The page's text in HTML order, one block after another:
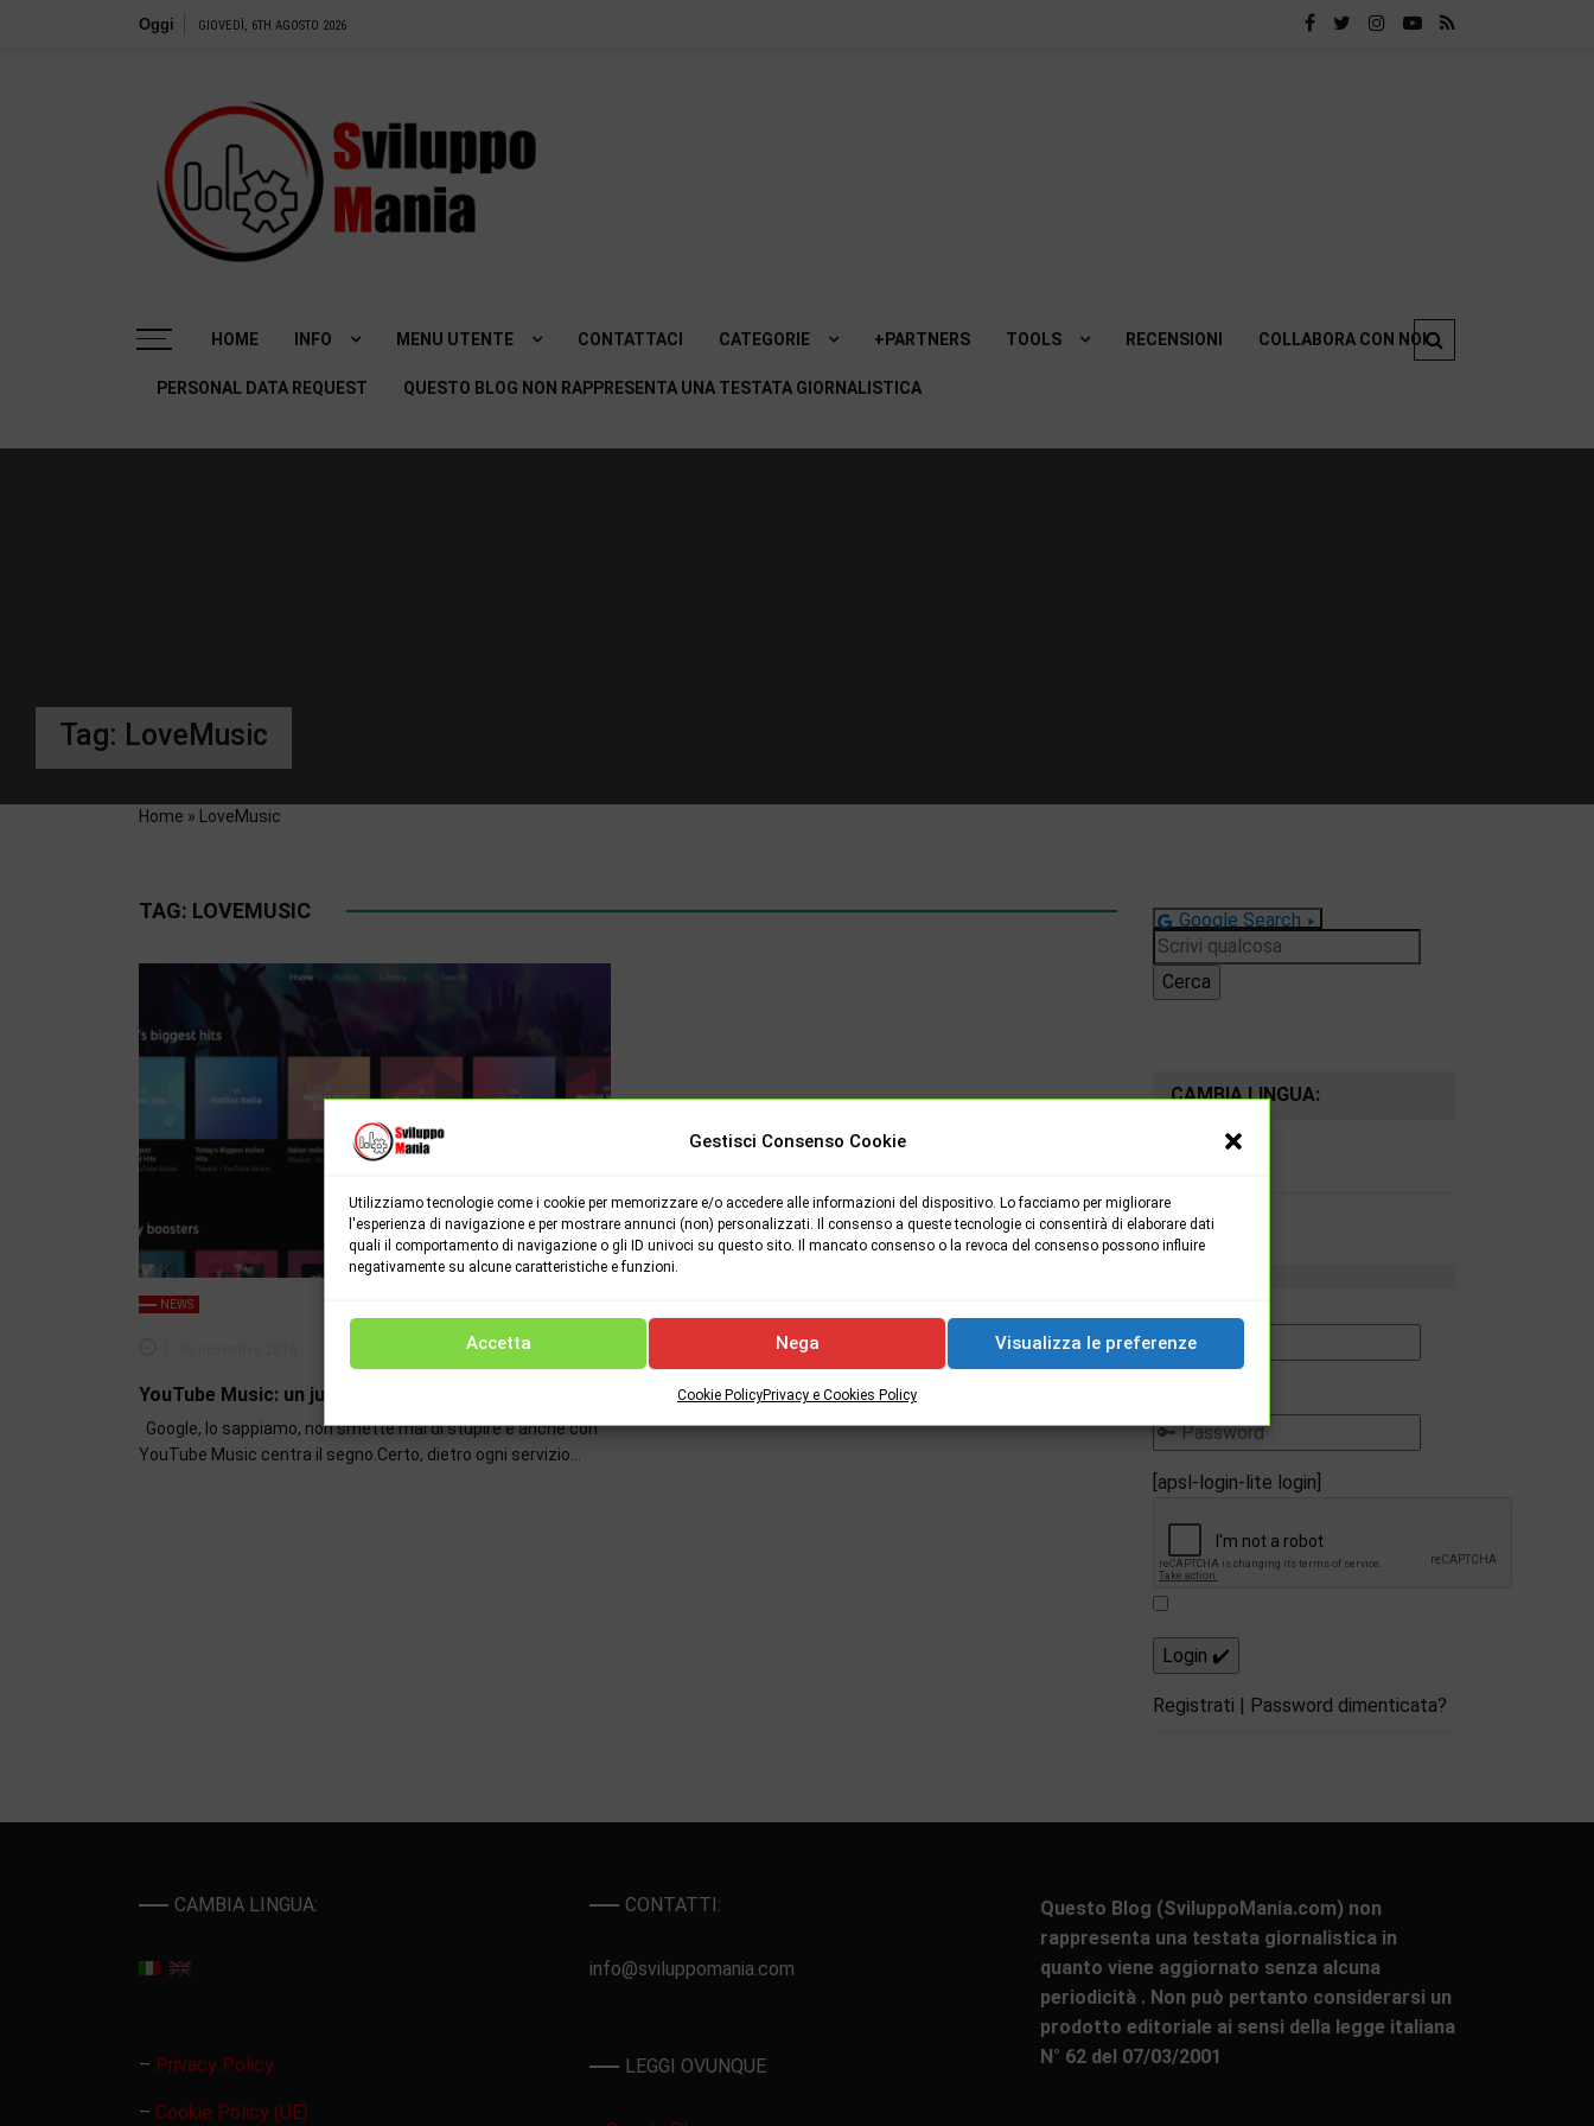
Gestisci Consenso Cookie
Utilizziamo tecnologie come i cookie per memorizzare e/o accedere alle informazioni del dispositivo. Lo facciamo per migliorare
l'esperienza di navigazione e per mostrare annunci (non) personalizzati. Il consenso a queste tecnologie ci consentirà di elaborare dati
quali il comportamento di navigazione o gli ID univoci su questo sito. Il mancato consenso o la revoca del consenso possono influire
negativamente su alcune caratteristiche e funzioni.
Accetta Nega Visualizza le preferenze
Cookie PolicyPrivacy e Cookies Policy
Oggi GIOVEDÌ, 6TH AGOSTO 2026
dedicato alla
Tecnologia!
HOME
INFO MENU UTENTE CONTATTACI CATEGORIE +PARTNERS TOOLS RECENSIONI COLLABORA CON NOI
PERSONAL DATA REQUEST QUESTO BLOG NON RAPPRESENTA UNA TESTATA GIORNALISTICA
Tag: LoveMusic
Home » LoveMusic
TAG: LOVEMUSIC
NEWS
YouTube Music: un jukebox in cloud, guerra a Spotify
Google, lo sappiamo, non smette mai di stupire e anche con
YouTube Music centra il segno.Certo, dietro ogni servizio…
Google Search
Ricerca
per:
CAMBIA LINGUA:
[apsl-login-lite login]
Registrati Password dimenticata?
CAMBIA LINGUA:
– Privacy Policy
– Cookie Policy (UE)
CONTATTI:
info@sviluppomania.com
LEGGI OVUNQUE
Questo Blog (SviluppoMania.com) non
rappresenta una testata giornalistica in
quanto viene aggiornato senza alcuna
periodicità . Non può pertanto considerarsi un
prodotto editoriale ai sensi della legge italiana
N° 62 del 07/03/2001